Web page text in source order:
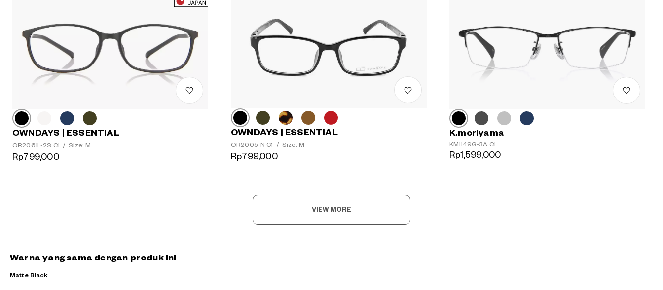
OWNDAYS | ESSENTIAL
OR2061L-2S C1 / Size: M
Rp799,000
OWNDAYS | ESSENTIAL
OR2005-N C1 / Size: M
Rp799,000
K.moriyama
KM1149G-3A C1
Rp1,599,000
VIEW MORE
Warna yang sama dengan produk ini
Matte Black